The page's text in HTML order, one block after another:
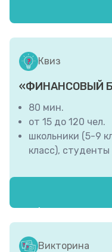
МБОУ «Лицей №
Советского
Квиз
«ФИНАНСОВЫЙ
80 мин.
от 15 до 120 чел.
школьники (5-9
класс), студенты
РЦФГ
ВО
образования
Викторина